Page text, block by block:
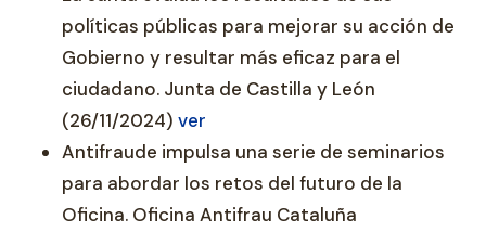
políticas públicas para mejorar su acción de
Gobierno y resultar más eficaz para el
ciudadano. Junta de Castilla y León
(26/11/2024) ver
Antifraude impulsa una serie de seminarios
para abordar los retos del futuro de la
Oficina. Oficina Antifrau Cataluña